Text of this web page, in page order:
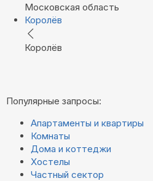
Московская область
Королёв
Королёв
Популярные запросы:
Апартаменты и квартиры
Комнаты
Дома и коттеджи
Хостелы
Частный сектор